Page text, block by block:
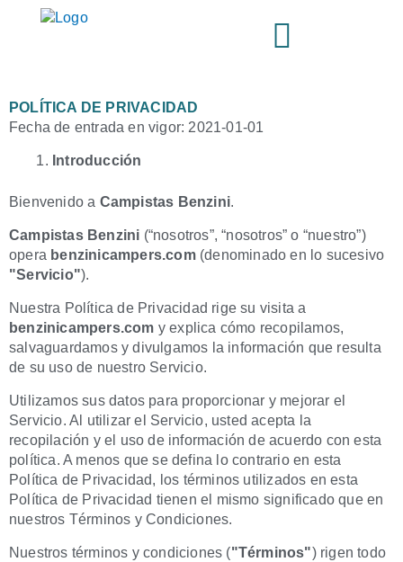
POLÍTICA DE PRIVACIDAD
Fecha de entrada en vigor: 2021-01-01
Introducción
Bienvenido a Campistas Benzini.
Campistas Benzini (“nosotros”, “nosotros” o “nuestro”)
opera benzinicampers.com(denominado en lo sucesivo
"Servicio").
Nuestra Política de Privacidad rige su visita a
benzinicampers.com y explica cómo recopilamos,
salvaguardamos y divulgamos la información que resulta
de su uso de nuestro Servicio.
Utilizamos sus datos para proporcionar y mejorar el
Servicio. Al utilizar el Servicio, usted acepta la
recopilación y el uso de información de acuerdo con esta
política. A menos que se defina lo contrario en esta
Política de Privacidad, los términos utilizados en esta
Política de Privacidad tienen el mismo significado que en
nuestros Términos y Condiciones.
Nuestros términos y condiciones ("Términos") rigen todo